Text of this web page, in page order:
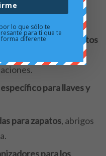
para todos tus objetos
de la familia
para llaves y
para zapatos, abrigos
para los
lo que sólo te
para tí que te
forma diferente